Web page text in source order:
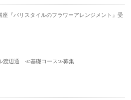
座『パリスタイルのフラワーアレンジメント』受
渡辺通 ≪基礎コース≫募集